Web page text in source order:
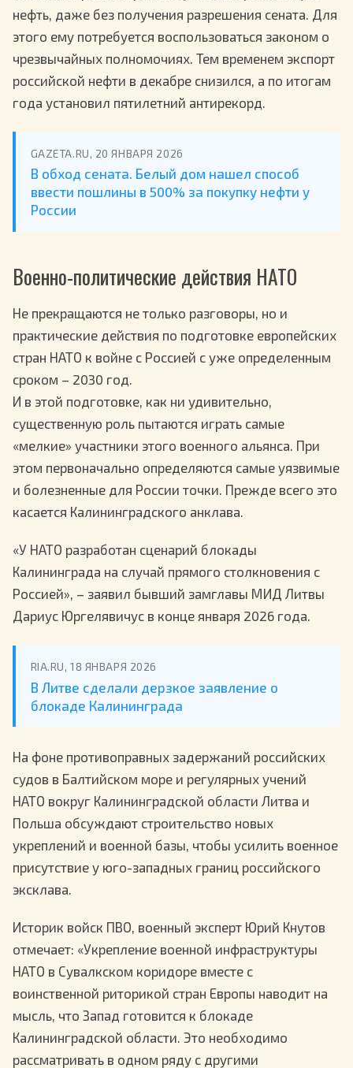
нефть, даже без получения разрешения сената. Для
этого ему потребуется воспользоваться законом о
чрезвычайных полномочиях. Тем временем экспорт
российской нефти в декабре снизился, а по итогам
года установил пятилетний антирекорд.
GAZETA.RU, 20 ЯНВАРЯ 2026
В обход сената. Белый дом нашел способ
ввести пошлины в 500% за покупку нефти у
России
Военно-политические действия НАТО
Не прекращаются не только разговоры, но и
практические действия по подготовке европейских
стран НАТО к войне с Россией с уже определенным
сроком – 2030 год.
И в этой подготовке, как ни удивительно,
существенную роль пытаются играть самые
«мелкие» участники этого военного альянса. При
этом первоначально определяются самые уязвимые
и болезненные для России точки. Прежде всего это
касается Калининградского анклава.
«У НАТО разработан сценарий блокады
Калининграда на случай прямого столкновения с
Россией», – заявил бывший замглавы МИД Литвы
Дариус Юргелявичус в конце января 2026 года.
RIA.RU, 18 ЯНВАРЯ 2026
В Литве сделали дерзкое заявление о
блокаде Калининграда
На фоне противоправных задержаний российских
судов в Балтийском море и регулярных учений
НАТО вокруг Калининградской области Литва и
Польша обсуждают строительство новых
укреплений и военной базы, чтобы усилить военное
присутствие у юго-западных границ российского
эксклава.
Историк войск ПВО, военный эксперт Юрий Кнутов
отмечает: «Укрепление военной инфраструктуры
НАТО в Сувалкском коридоре вместе с
воинственной риторикой стран Европы наводит на
мысль, что Запад готовится к блокаде
Калининградской области. Это необходимо
рассматривать в одном ряду с другими